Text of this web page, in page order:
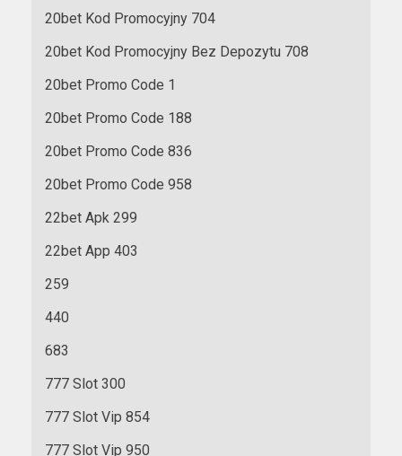
20bet Kod Promocyjny 704
20bet Kod Promocyjny Bez Depozytu 708
20bet Promo Code 1
20bet Promo Code 188
20bet Promo Code 836
20bet Promo Code 958
22bet Apk 299
22bet App 403
259
440
683
777 Slot 300
777 Slot Vip 854
777 Slot Vip 950